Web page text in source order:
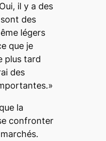
il y a des
des
légers
que je
plus tard
des
la
confronter